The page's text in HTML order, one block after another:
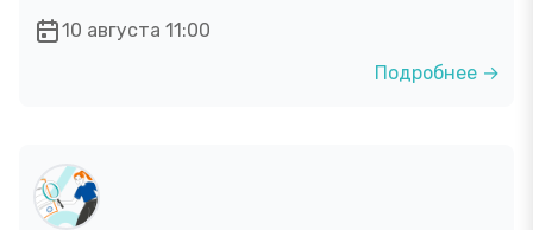
10 августа 11:00
Подробнее →